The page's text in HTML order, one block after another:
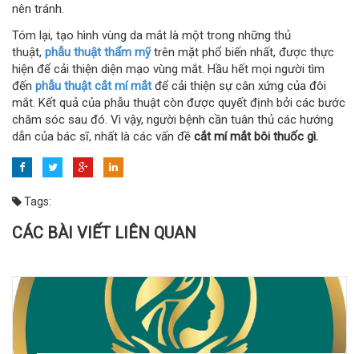
nên tránh.
Tóm lại, tạo hình vùng da mắt là một trong những thủ
thuật, phẫu thuật thẩm mỹtrên mặt phổ biến nhất, được thực
hiện để cải thiện diện mạo vùng mắt. Hầu hết mọi người tìm
đến phẫu thuật cắt mí mắtđể cải thiện sự cân xứng của đôi
mắt. Kết quả của phẫu thuật còn được quyết định bởi các bước
chăm sóc sau đó. Vì vậy, người bệnh cần tuân thủ các hướng
dẫn của bác sĩ, nhất là các vấn đề cắt mí mắt bôi thuốc gì.
Tags:
CÁC BÀI VIẾT LIÊN QUAN